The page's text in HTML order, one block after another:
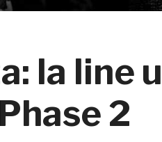
la line
2